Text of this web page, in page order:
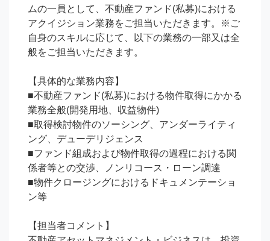
ムの一員として、不動産ファンド(私募)における
アクイジション業務をご担当いただきます。※ご
自身のスキルに応じて、以下の業務の一部又は全
般をご担当いただきます。
【具体的な業務内容】
■不動産ファンド(私募)における物件取得にかかる
業務全般(開発用地、収益物件)
■取得検討物件のソーシング、アンダーライティ
ング、デューデリジェンス
■ファンド組成および物件取得の過程における関
係者等との交渉、ノンリコース・ローン調達
■物件クロージングにおけるドキュメンテーショ
ン等
【担当者コメント】